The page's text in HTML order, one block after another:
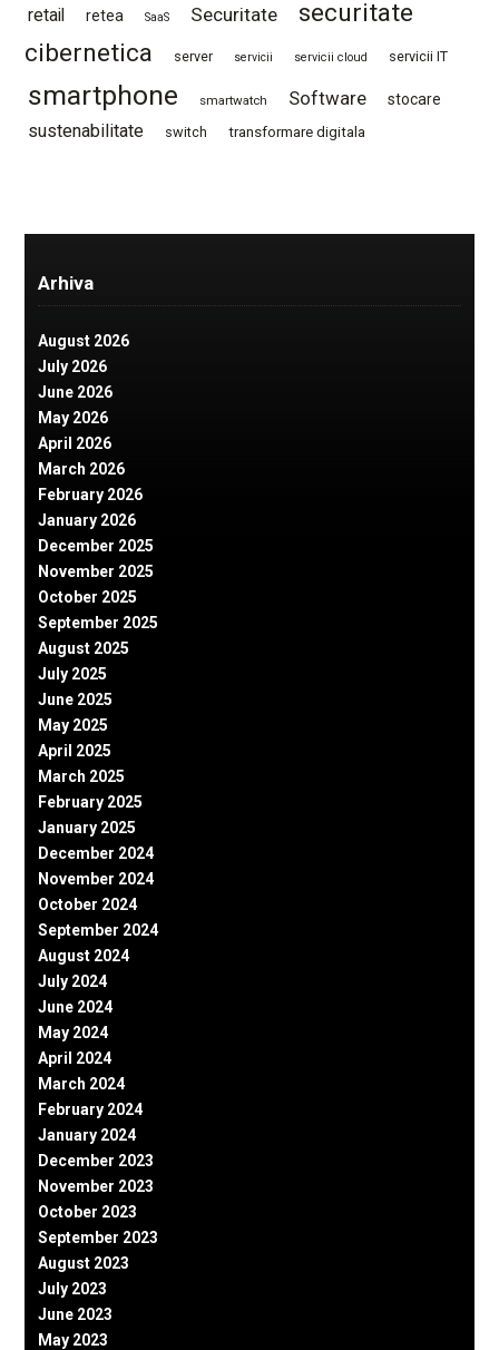
retail retea SaaS Securitate
securitate
cibernetica
server servicii servicii cloud servicii IT
smartphone smartwatch Software stocare
sustenabilitate switch transformare digitala
Arhiva
August 2026
July 2026
June 2026
May 2026
April 2026
March 2026
February 2026
January 2026
December 2025
November 2025
October 2025
September 2025
August 2025
July 2025
June 2025
May 2025
April 2025
March 2025
February 2025
January 2025
December 2024
November 2024
October 2024
September 2024
August 2024
July 2024
June 2024
May 2024
April 2024
March 2024
February 2024
January 2024
December 2023
November 2023
October 2023
September 2023
August 2023
July 2023
June 2023
May 2023